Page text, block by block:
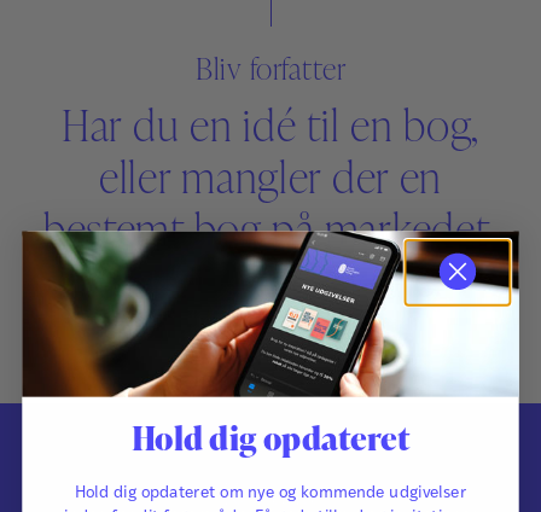
Bliv forfatter
Har du en idé til en bog,
eller mangler der en
bestemt bog på markedet,
så kontakt os gerne.
Kontakt
Hold dig opdateret
Hold dig opdateret om nye og kommende udgivelser